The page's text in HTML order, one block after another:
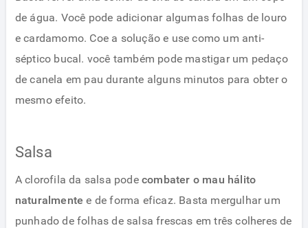
de água. Você pode adicionar algumas folhas de louro
e cardamomo. Coe a solução e use como um anti-
séptico bucal. você também pode mastigar um pedaço
de canela em pau durante alguns minutos para obter o
mesmo efeito.
Salsa
A clorofila da salsa pode combater o mau hálito
naturalmente e de forma eficaz. Basta mergulhar um
punhado de folhas de salsa frescas em três colheres de